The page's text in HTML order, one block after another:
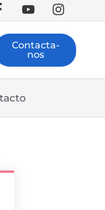
Contacta-
nos